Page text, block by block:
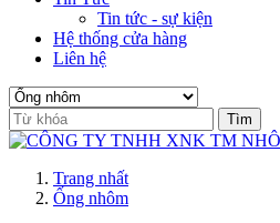
Tin tức - sự kiện
Hệ thống cửa hàng
Liên hệ
Trang nhất
Ống nhôm